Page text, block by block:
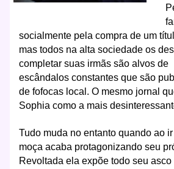
socialmente pela compra de um
mas todos na alta sociedade os
completar suas irmãs são alvos de
escândalos constantes que são
de fofocas local. O mesmo jornal
Sophia como a mais
Tudo muda no entanto quando ao
moça acaba protagonizando seu
Revoltada ela expõe todo seu